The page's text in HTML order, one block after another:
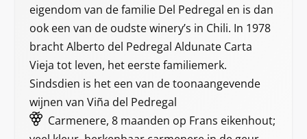
eigendom van de familie Del Pedregal en is dan
ook een van de oudste winery’s in Chili. In 1978
bracht Alberto del Pedregal Aldunate Carta
Vieja tot leven, het eerste familiemerk.
Sindsdien is het een van de toonaangevende
wijnen van Viña del Pedregal
Carmenere, 8 maanden op Frans eikenhout;